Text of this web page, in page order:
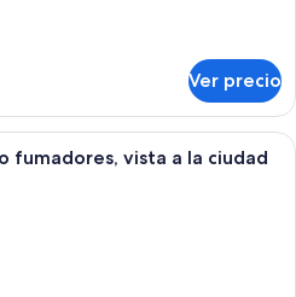
Ver precio
Habitación de hotel con una cama
fumadores, vista a la ciudad